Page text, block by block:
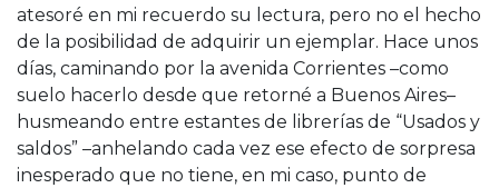
atesoré en mi recuerdo su lectura, pero no el hecho
de la posibilidad de adquirir un ejemplar. Hace unos
días, caminando por la avenida Corrientes –como
suelo hacerlo desde que retorné a Buenos Aires–
husmeando entre estantes de librerías de “Usados y
saldos” –anhelando cada vez ese efecto de sorpresa
inesperado que no tiene, en mi caso, punto de